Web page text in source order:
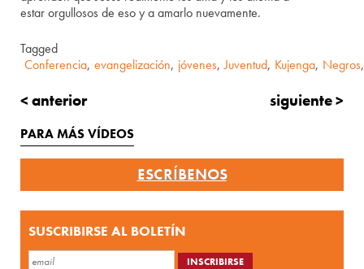
estar orgullosos de eso y a amarlo nuevamente.
Tagged
Conferencia, evangelización, jóvenes, Juventud, Kujenga, Negros,
< anterior siguiente >
PARA MÁS VÍDEOS
ESCRÍBENOS
SUSCRIBIRSE AL BOLETÍN